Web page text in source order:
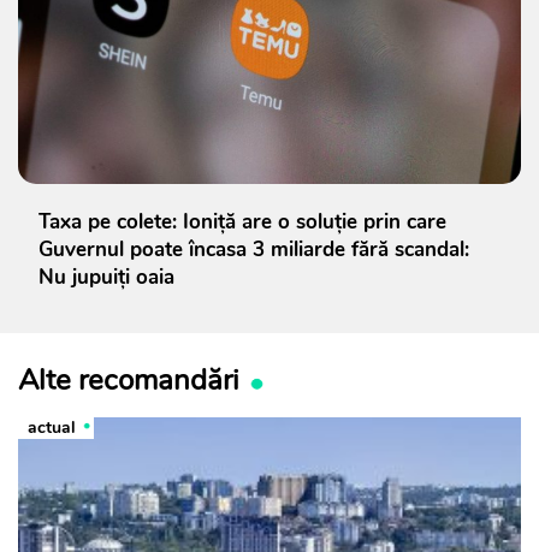
Taxa pe colete: Ioniță are o soluție prin care
Guvernul poate încasa 3 miliarde fără scandal:
Nu jupuiți oaia
Alte recomandări
actual